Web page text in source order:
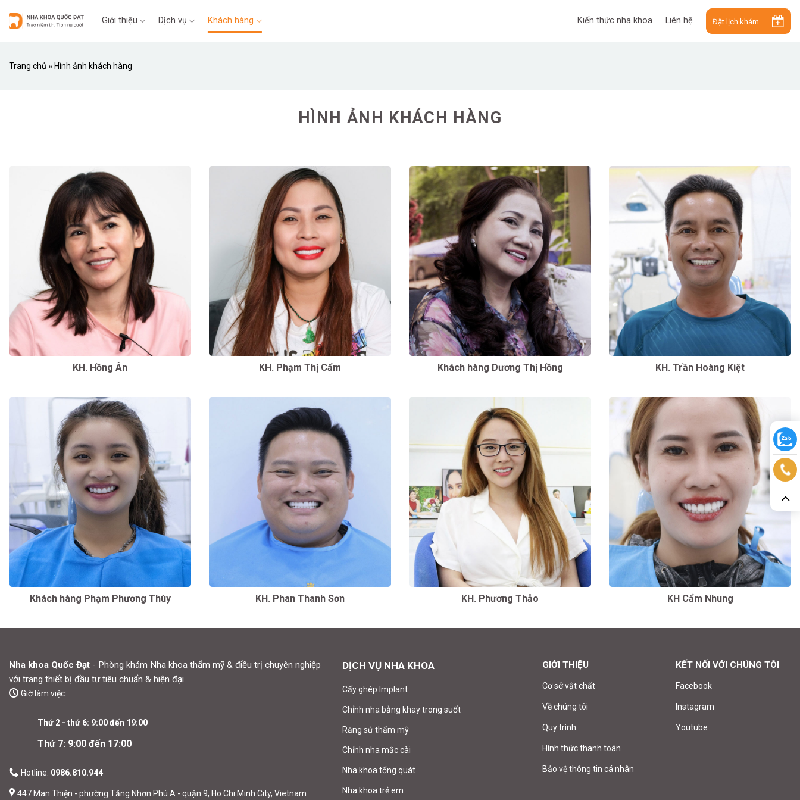
Giới thiệu Dịch vụ Khách hàng Kiến thức nha khoa Liên hệ Đặt lịch khám
Trang chủ » Hình ảnh khách hàng
HÌNH ẢNH KHÁCH HÀNG
KH. Hồng Ân KH. Phạm Thị Cẩm Khách hàng Dương Thị Hồng KH. Trần Hoàng Kiệt
Khách hàng Phạm Phương Thùy KH. Phan Thanh Sơn KH. Phương Thảo KH Cẩm Nhung
Nha khoa Quốc Đạt - Phòng khám Nha khoa thẩm mỹ & điều trị chuyên nghiệp
với trang thiết bị đầu tư tiêu chuẩn & hiện đại
Giờ làm việc:
Thứ 2 - thứ 6: 9:00 đến 19:00
Thứ 7: 9:00 đến 17:00
Hotline: 0986.810.944
447 Man Thiện - phường Tăng Nhơn Phú A - quận 9, Ho Chi Minh City, Vietnam
DỊCH VỤ NHA KHOA
Cấy ghép Implant
Chỉnh nha bằng khay trong suốt
Răng sứ thẩm mỹ
Chỉnh nha mắc cài
Nha khoa tổng quát
Nha khoa trẻ em
GIỚI THIỆU
Cơ sở vật chất
Về chúng tôi
Quy trình
Hình thức thanh toán
Bảo vệ thông tin cá nhân
KẾT NỐI VỚI CHÚNG TÔI
Facebook
Instagram
Youtube